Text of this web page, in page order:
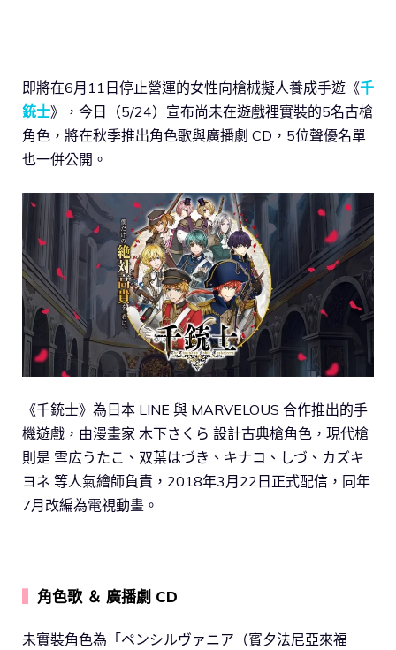
即將在6月11日停止營運的女性向槍械擬人養成手遊《千
銃士》，今日（5/24）宣布尚未在遊戲裡實裝的5名古槍
角色，將在秋季推出角色歌與廣播劇 CD，5位聲優名單
也一併公開。
《千銃士》為日本 LINE 與 MARVELOUS 合作推出的手
機遊戲，由漫畫家 木下さくら 設計古典槍角色，現代槍
則是 雪広うたこ、双葉はづき、キナコ、しづ、カズキ
ヨネ 等人氣繪師負責，2018年3月22日正式配信，同年
7月改編為電視動畫。
角色歌 ＆ 廣播劇 CD
未實裝角色為「ペンシルヴァニア（賓夕法尼亞來福